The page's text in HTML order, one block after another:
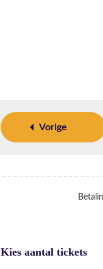
Vorige
Kies aantal tickets